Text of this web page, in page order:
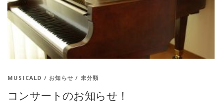
MUSICALD / お知らせ / 未分類
コンサートのお知らせ！